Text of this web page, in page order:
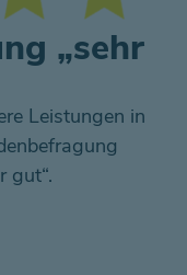
„sehr
Leistungen in
gut“.